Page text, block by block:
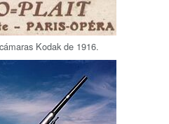
Kodak de 1916.